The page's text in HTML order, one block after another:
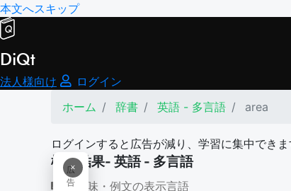
本文へスキップ
DiQt
法人様向け
ログイン
ホーム
辞書 英語 - 多言語 area
ログインすると広告が減り、学習に集中できま
×
広
告
検索結果- 英語 - 多言語
意味・例文の表示言語